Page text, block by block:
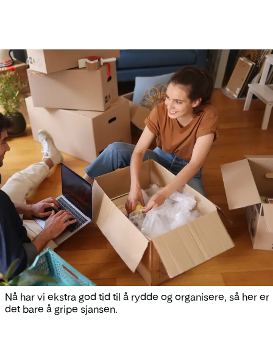
Nå har vi ekstra god tid til å rydde og organisere, så her er
det bare å gripe sjansen.